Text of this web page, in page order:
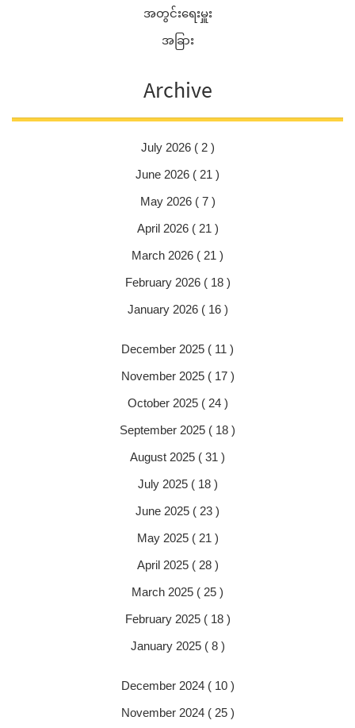
အတွင်းရေးမှူး
အခြား
Archive
July 2026 ( 2 )
June 2026 ( 21 )
May 2026 ( 7 )
April 2026 ( 21 )
March 2026 ( 21 )
February 2026 ( 18 )
January 2026 ( 16 )
December 2025 ( 11 )
November 2025 ( 17 )
October 2025 ( 24 )
September 2025 ( 18 )
August 2025 ( 31 )
July 2025 ( 18 )
June 2025 ( 23 )
May 2025 ( 21 )
April 2025 ( 28 )
March 2025 ( 25 )
February 2025 ( 18 )
January 2025 ( 8 )
December 2024 ( 10 )
November 2024 ( 25 )